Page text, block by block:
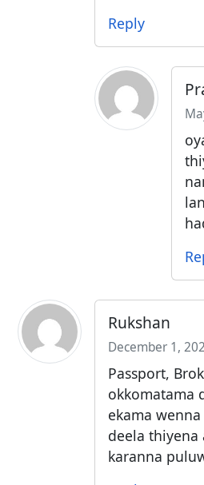
Reply
Rukshan
December 1,
Passport,
okkomatama
ekama
deela thiyena
karanna